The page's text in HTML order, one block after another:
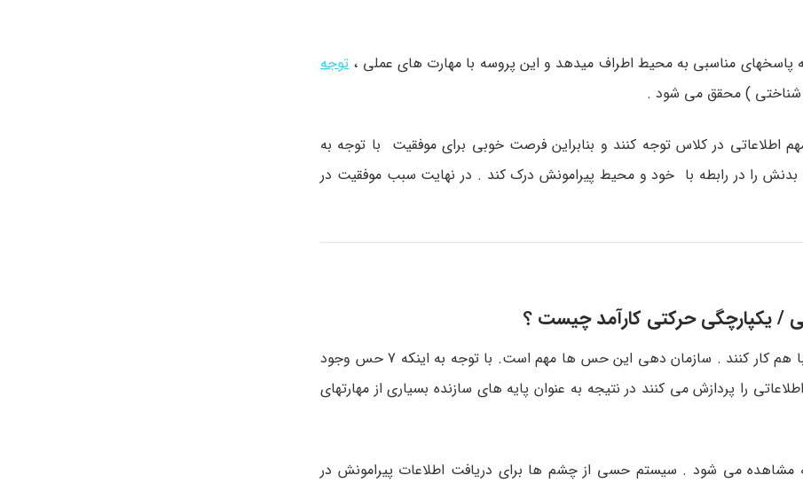
پاسخهای مناسبی به محیط اطراف میدهد و این پروسه با مهارت های عملی ، توجه
شناختی ) محقق می شود .
اطلاعاتی در کلاس توجه کنند و بنابراین فرصت خوبی برای موفقیت با توجه به
بدنش را در رابطه با خود و محیط پیرامونش درک کند . در نهایت سبب موفقیت در
/ یکپارچگی حرکتی کارآمد چیست ؟
برای پردازش حسی موثر ، لازم است تمام سیستم های حسی با هم کار کنند . سازمان دهی این حس ها مهم است. با توجه به اینکه 7 حس وجود
را پردازش می کنند در نتیجه به عنوان پایه های سازنده بسیاری از مهارتهای
مشاهده می شود . سیستم حسی از چشم ها برای دریافت اطلاعات پیرامونش در